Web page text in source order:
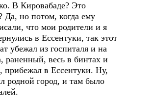
В Кировабаде? Это
Да, но потом, когда ему
что мои родители и я
в Ессентуки, так этот
убежал из госпиталя и на
раненный, весь в бинтах и
прибежал в Ессентуки. Ну,
родной город, и там было